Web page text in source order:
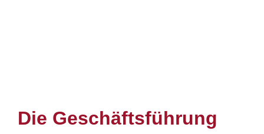
Die Geschäftsführung